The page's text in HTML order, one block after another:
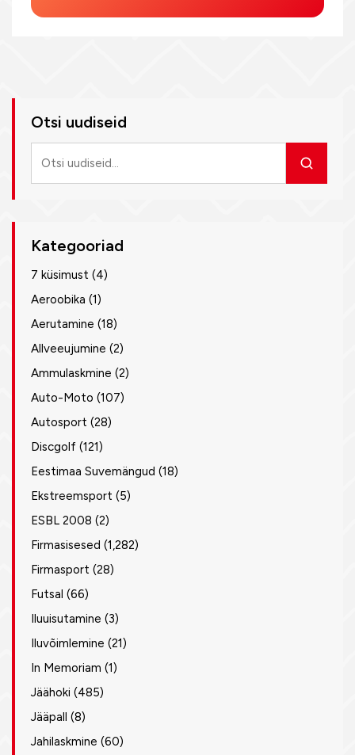
Otsi uudiseid
uudiseid
Kategooriad
7 küsimust (4)
Aeroobika (1)
Aerutamine (18)
Allveeujumine (2)
Ammulaskmine (2)
Auto-Moto (107)
Autosport (28)
Discgolf (121)
Eestimaa Suvemängud (18)
Ekstreemsport (5)
ESBL 2008 (2)
Firmasisesed (1,282)
Firmasport (28)
Futsal (66)
Iluuisutamine (3)
Iluvõimlemine (21)
In Memoriam (1)
Jäähoki (485)
Jääpall (8)
Jahilaskmine (60)